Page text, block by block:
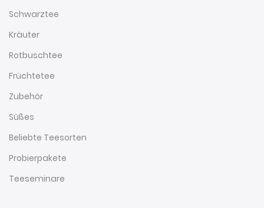
Schwarztee
Kräuter
Rotbuschtee
Früchtetee
Zubehör
Süßes
Beliebte Teesorten
Probierpakete
Teeseminare